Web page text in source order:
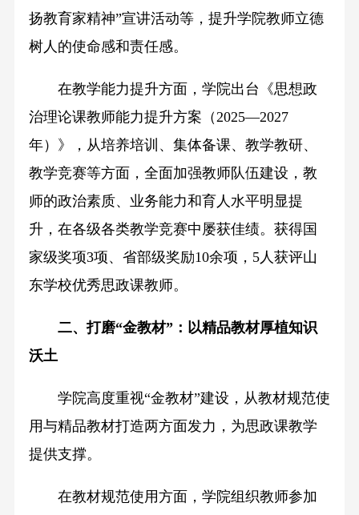
扬教育家精神”宣讲活动等，提升学院教师立德
树人的使命感和责任感。
在教学能力提升方面，学院出台《思想政
治理论课教师能力提升方案（2025—2027
年）》，从培养培训、集体备课、教学教研、
教学竞赛等方面，全面加强教师队伍建设，教
师的政治素质、业务能力和育人水平明显提
升，在各级各类教学竞赛中屡获佳绩。获得国
家级奖项3项、省部级奖励10余项，5人获评山
东学校优秀思政课教师。
二、打磨“金教材”：以精品教材厚植知识
沃土
学院高度重视“金教材”建设，从教材规范使
用与精品教材打造两方面发力，为思政课教学
提供支撑。
在教材规范使用方面，学院组织教师参加